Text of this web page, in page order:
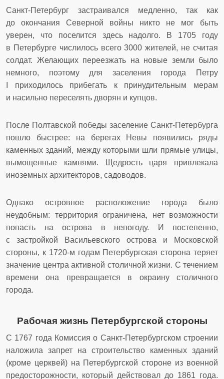
Санкт-Петербург застраивался медленно, так как
до окончания Северной войны никто не мог быть
уверен, что поселится здесь надолго. В 1705 году
в Петербурге числилось всего 3000 жителей, не считая
солдат. Желающих переезжать на новые земли было
немного, поэтому для заселения города Петру
I приходилось прибегать к принудительным мерам
и насильно переселять дворян и купцов.
После Полтавской победы заселение Санкт-Петербурга
пошло быстрее: на берегах Невы появились ряды
каменных зданий, между которыми шли прямые улицы,
вымощенные камнями. Щедрость царя привлекала
иноземных архитекторов, садоводов.
Однако островное расположение города было
неудобным: территория ограничена, нет возможности
попасть на острова в непогоду. И постепенно,
с застройкой Васильевского острова и Московской
стороны, к 1720-м годам Петербургская сторона теряет
значение центра активной столичной жизни. С течением
времени она превращается в окраину столичного
города.
Рабочая жизнь Петербургской стороны
С 1767 года Комиссия о Санкт-Петербургском строении
наложила запрет на строительство каменных зданий
(кроме церквей) на Петербургской стороне из военной
предосторожности, который действовал до 1861 года.